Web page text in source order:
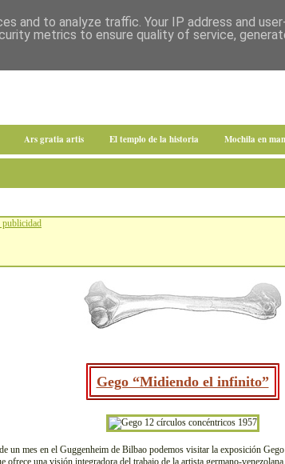
Ars gratia artis El templo de la historia Mochila en
Gego “Midiendo el infinito”
un mes en el Guggenheim de Bilbao podemos visitar la exposición
ofrece una visión integradora del trabajo de la artista germano-
and to analyze traffic. Your IP address and
metrics to ensure quality of service,